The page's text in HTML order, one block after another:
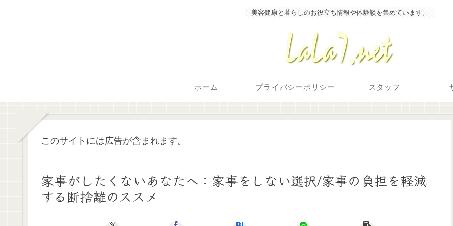
美容健康と暮らしのお役立ち情報や体験談を集めています。
ホーム プライバシーポリシー スタッフ
このサイトには広告が含まれます。
家事がしたくないあなたへ：家事をしない選択/家事の負担を軽減
する断捨離のススメ